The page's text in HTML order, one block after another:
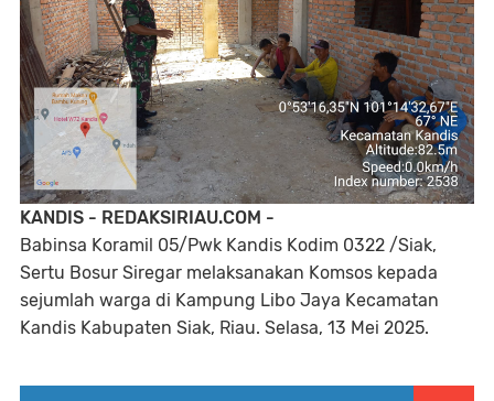
KANDIS - REDAKSIRIAU.COM -
Babinsa Koramil 05/Pwk Kandis Kodim 0322 /Siak,
Sertu Bosur Siregar melaksanakan Komsos kepada
sejumlah warga di Kampung Libo Jaya Kecamatan
Kandis Kabupaten Siak, Riau. Selasa, 13 Mei 2025.